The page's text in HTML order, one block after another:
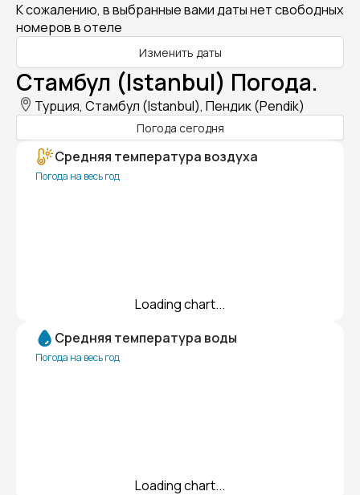
К сожалению, в выбранные вами даты нет свободных
номеров в отеле
Изменить даты
Стамбул (Istanbul) Погода.
Турция, Стамбул (Istanbul), Пендик (Pendik)
Погода сегодня
Средняя температура воздуха
Погода на весь год
Loading chart...
Средняя температура воды
Погода на весь год
Loading chart...